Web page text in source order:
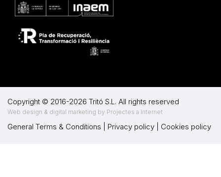
Copyright © 2016-2026 Tritó S.L. All rights reserved
Web design & digital marketing by Projectes a Internet
General Terms & Conditions Privacy policy Cookies policy